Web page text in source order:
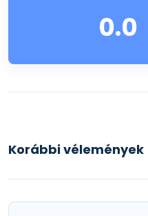
0.0
Korábbi vélemények